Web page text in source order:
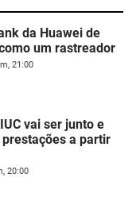
da Huawei de
um rastreador
21:00
vai ser junto e
a partir
20:00